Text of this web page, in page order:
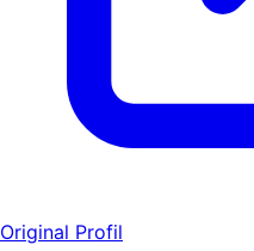
Original Profil